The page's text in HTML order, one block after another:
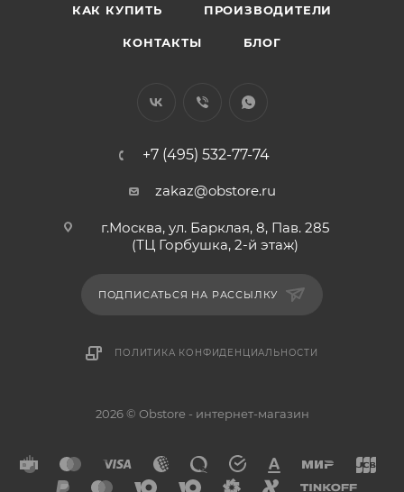
КАК КУПИТЬ ПРОИЗВОДИТЕЛИ
КОНТАКТЫ БЛОГ
+7 (495) 532-77-74
zakaz@obstore.ru
г.Москва, ул. Барклая, 8, Пав. 285
(ТЦ Горбушка, 2-й этаж)
ПОДПИСАТЬСЯ НА РАССЫЛКУ
ПОЛИТИКА КОНФИДЕНЦИАЛЬНОСТИ
2026 © Obstore - интернет-магазин